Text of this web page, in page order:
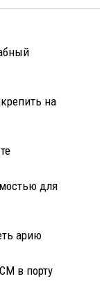
на
для
арию
в порту